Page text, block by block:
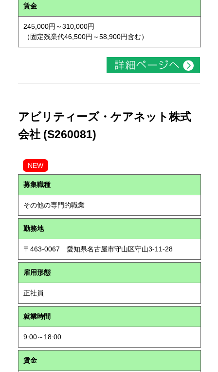
賃金
245,000円～310,000円
（固定残業代46,500円～58,900円含む）
アビリティーズ・ケアネット株式
会社 (S260081)
NEW
募集職種
その他の専門的職業
勤務地
〒463-0067 愛知県名古屋市守山区守山3-11-28
雇用形態
正社員
就業時間
9:00～18:00
賃金